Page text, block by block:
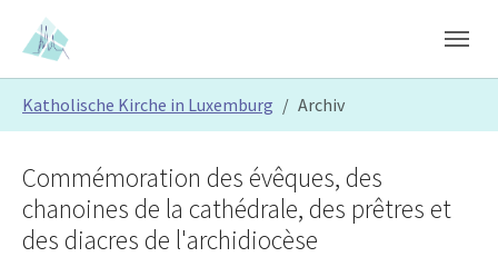
Skip to main content
Skip to page footer
Katholische Kirche in Luxemburg Archiv
Commémoration des évêques, des
chanoines de la cathédrale, des prêtres et
des diacres de l'archidiocèse